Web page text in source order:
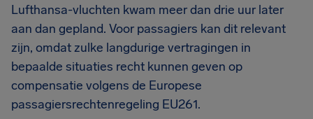
Lufthansa-vluchten kwam meer dan drie uur later
aan dan gepland. Voor passagiers kan dit relevant
zijn, omdat zulke langdurige vertragingen in
bepaalde situaties recht kunnen geven op
compensatie volgens de Europese
passagiersrechtenregeling EU261.